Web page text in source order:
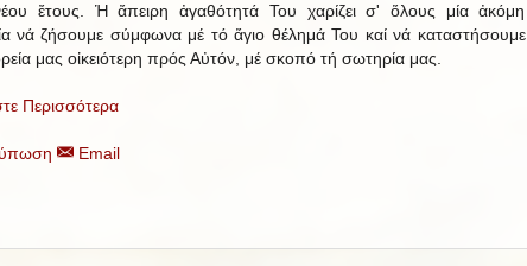
ἔτους. Ἡ ἄπειρη ἀγαθότητά Του χαρίζει σ' ὅλους μία ἀκόμη
νά ζήσουμε σύμφωνα μέ τό ἅγιο θέλημά Του καί νά καταστήσουμε
μας οἰκειότερη πρός Αὐτόν, μέ σκοπό τή σωτηρία μας.
Περισσότερα
Email